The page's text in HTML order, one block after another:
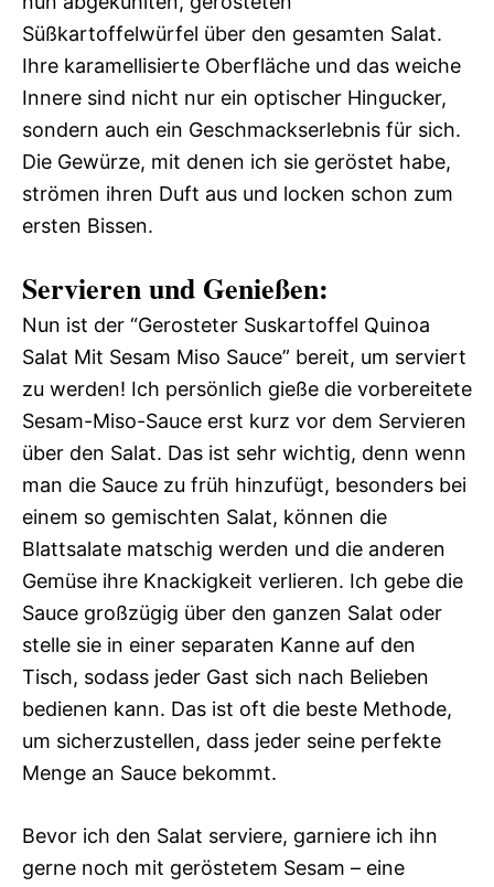
Süßkartoffelwürfel über den gesamten Salat.
Ihre karamellisierte Oberfläche und das weiche
Innere sind nicht nur ein optischer Hingucker,
sondern auch ein Geschmackserlebnis für sich.
Die Gewürze, mit denen ich sie geröstet habe,
strömen ihren Duft aus und locken schon zum
ersten Bissen.
Servieren und Genießen:
Nun ist der “Gerosteter Suskartoffel Quinoa
Salat Mit Sesam Miso Sauce” bereit, um serviert
zu werden! Ich persönlich gieße die vorbereitete
Sesam-Miso-Sauce erst kurz vor dem Servieren
über den Salat. Das ist sehr wichtig, denn wenn
man die Sauce zu früh hinzufügt, besonders bei
einem so gemischten Salat, können die
Blattsalate matschig werden und die anderen
Gemüse ihre Knackigkeit verlieren. Ich gebe die
Sauce großzügig über den ganzen Salat oder
stelle sie in einer separaten Kanne auf den
Tisch, sodass jeder Gast sich nach Belieben
bedienen kann. Das ist oft die beste Methode,
um sicherzustellen, dass jeder seine perfekte
Menge an Sauce bekommt.
Bevor ich den Salat serviere, garniere ich ihn
gerne noch mit geröstetem Sesam – eine